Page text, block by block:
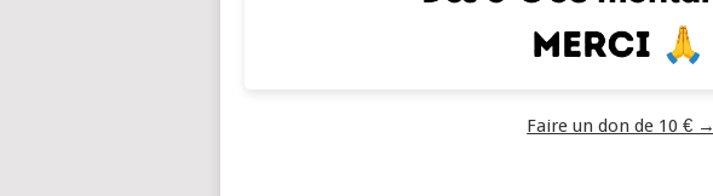
Faire un don de 10 € →